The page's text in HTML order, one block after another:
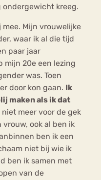
ondergewicht kreeg.
mee. Mijn vrouwelijke
waar ik al die tijd
paar jaar
mijn 20e een lezing
was. Toen
door kon gaan. Ik
maken als ik dat
niet meer voor de gek
vrouw, ook al ben ik
ben ik een
niet bij wie ik
ben ik samen met
van de